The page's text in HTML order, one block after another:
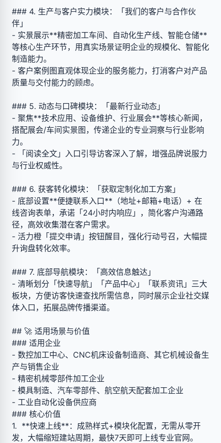
### 4. 生产与客户实力模块：「我们的客户与合作伙
伴」
- 实景展示**精密加工车间、自动化生产线、智能仓储**
等核心生产环节，用真实场景证明企业的规模化、智能化
制造能力。
- 客户案例图直观体现企业的服务能力，打消客户对产品
质量与交付能力的顾虑。
### 5. 动态与口碑模块：「最新行业动态」
- 聚焦**技术应用、设备维护、行业展会**等核心新闻，
搭配展会/车间实景图，传递企业的专业洞察与行业影响
力。
- 「阅读全文」入口引导访客深入了解，增强品牌说服力
与行业权威性。
### 6. 获客转化模块：「获取定制化加工方案」
- 底部设置**便捷联系入口**（地址+邮箱+电话）+ 在
线咨询表单，承诺「24小时内响应」，简化客户沟通路
径，高效收集潜在客户需求。
- 活力橙「提交申请」按钮醒目，强化行动号召，大幅提
升询盘转化效率。
### 7. 底部导航模块：「高效信息触达」
- 清晰划分「快速导航」「产品中心」「联系资讯」三大
板块，方便访客快速查找所需信息，同时展示企业社交媒
体入口，拓展品牌传播渠道。
## 🚀 适用场景与价值
### 适用企业
- 数控加工中心、CNC机床设备制造商、其它机械设备生
产与销售企业
- 精密机械零部件加工企业
- 模具制造、汽车零部件、航空航天配套加工企业
- 工业自动化设备供应商
### 核心价值
1. **快速上线**：成熟样式+模块化配置，无需从零开
发，大幅缩短建站周期，最快7天即可上线专业官网。